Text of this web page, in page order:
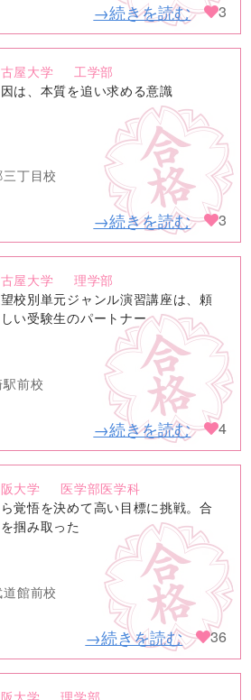
→続きを読む 3
屋大学
工学部
は、本質を追い求める意識
丁目校
→続きを読む 3
屋大学
理学部
校別単元ジャンル演習講座は、頼
い受験生のパートナー
前校
→続きを読む 4
大学
医学部医学科
覚悟を決めて高い目標に挑戦。合
掴み取った
館前校
→続きを読む 36
大学
理学部